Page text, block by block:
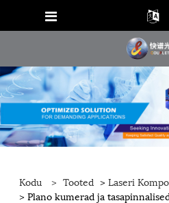
Kodu > Tooted >Laseri
> Plano kumerad ja